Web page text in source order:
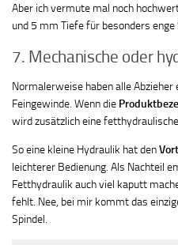
Aber ich vermute mal noch
und 5 mm Tiefe für besonders enge
7. Mechanische oder
Normalerweise haben alle Abzieher
Feingewinde. Wenn die
wird zusätzlich eine
So eine kleine Hydraulik hat den
leichterer Bedienung. Als Nachteil
Fetthydraulik auch viel kaputt
fehlt. Nee, bei mir kommt das
Spindel.